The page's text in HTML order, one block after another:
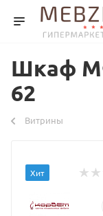
Шкаф
62
Витрины
Хит